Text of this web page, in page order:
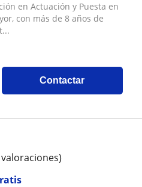
en Actuación y Puesta en
con más de 8 años de
Contactar